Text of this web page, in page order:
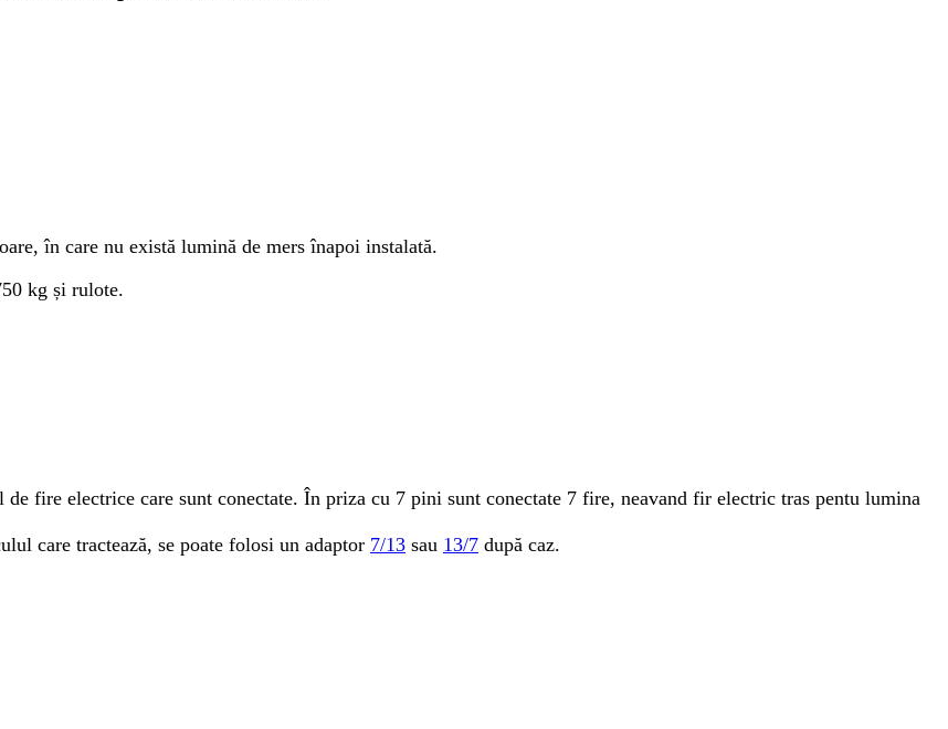
în care nu există lumină de mers înapoi instalată.
kg și rulote.
fire electrice care sunt conectate. În priza cu 7 pini sunt conectate 7 fire, neavand fir electric tras pentu lumina
care tractează, se poate folosi un adaptor 7/13 sau 13/7 după caz.